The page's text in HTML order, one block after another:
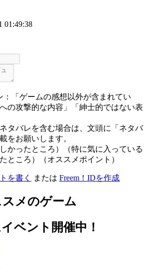
01:49:38
：「ゲームの感想以外が含まれてい
の攻撃的な内容」「紳士的ではない表
タバレを含む場合は、文頭に「ネタバ
をお願いします。
かったところ）（特に気に入っている
ところ）（オススメポイント）
を書く または Freem！IDを作成
メのゲーム
ベント開催中！